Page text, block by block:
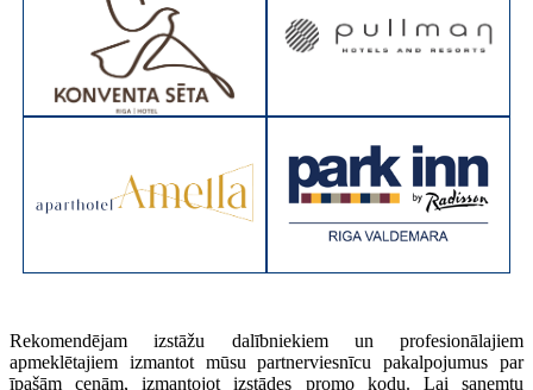
Rekomendējam izstāžu dalībniekiem un profesionālajiem
apmeklētajiem izmantot mūsu partnerviesnīcu pakalpojumus par
īpašām cenām, izmantojot izstādes promo kodu. Lai saņemtu